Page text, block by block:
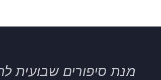
מנת סיפורים שבועית